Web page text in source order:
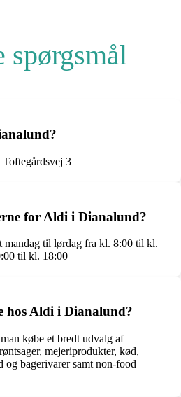
spørgsmål
3
for Aldi i Dianalund?
mandag til lørdag fra kl. 8:00 til kl.
til kl. 18:00
hos Aldi i Dianalund?
købe et bredt udvalg af
mejeriprodukter, kød,
og bagerivarer samt non-food